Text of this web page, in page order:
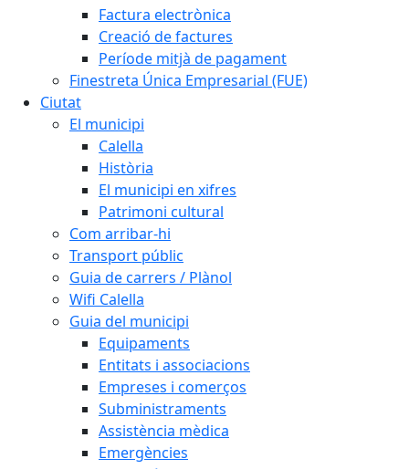
Factura electrònica
Creació de factures
Període mitjà de pagament
Finestreta Única Empresarial (FUE)
Ciutat
El municipi
Calella
Història
El municipi en xifres
Patrimoni cultural
Com arribar-hi
Transport públic
Guia de carrers / Plànol
Wifi Calella
Guia del municipi
Equipaments
Entitats i associacions
Empreses i comerços
Subministraments
Assistència mèdica
Emergències